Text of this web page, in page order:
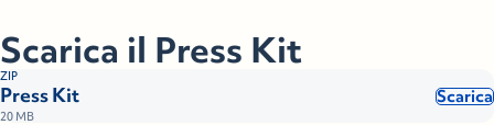
Scarica il Press Kit
ZIP
Press Kit
20 MB
Scarica